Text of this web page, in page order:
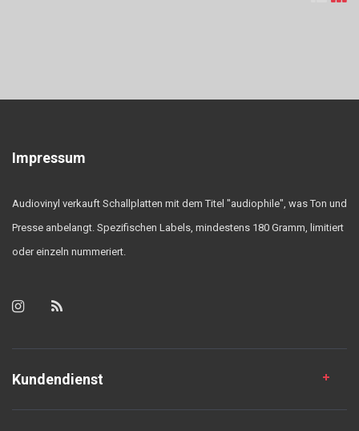
Impressum
Audiovinyl verkauft Schallplatten mit dem Titel "audiophile", was Ton und
Presse anbelangt. Spezifischen Labels, mindestens 180 Gramm, limitiert
oder einzeln nummeriert.
Kundendienst